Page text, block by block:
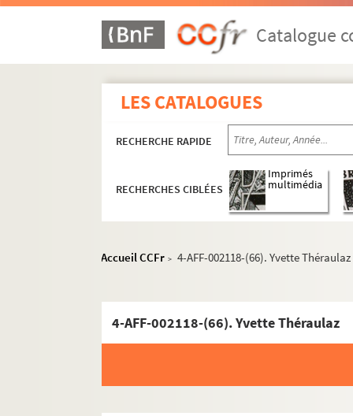
Catalogue
LES CATALOGUES
RECHERCHE RAPIDE
RECHERCHES CIBLÉES
Imprimés
multimédia
Accueil CCFr > 4-AFF-002118-(66). Yvette Théraulaz
4-AFF-002118-(66). Yvette Théraulaz
4-AFf-002118-(22). Le fou chanté
4-AFF-002118-(23). Le fou du roi
4-AFF-002118-(24). Gérard Quittot
4-AFF-002118-(26). Gilbert François
4-AFF-002118-(27). Gladys
4-AFF-002118-(28). Le gourou ;
4-AFF-002118. Le grand Méliès
4-AFF-002118-(30). Grand'mère
4-AFF-002118-(31). Hector Malamud
4-AFF-002118-(36). Lili
4-AFF-002118-(37). Louise Dhour